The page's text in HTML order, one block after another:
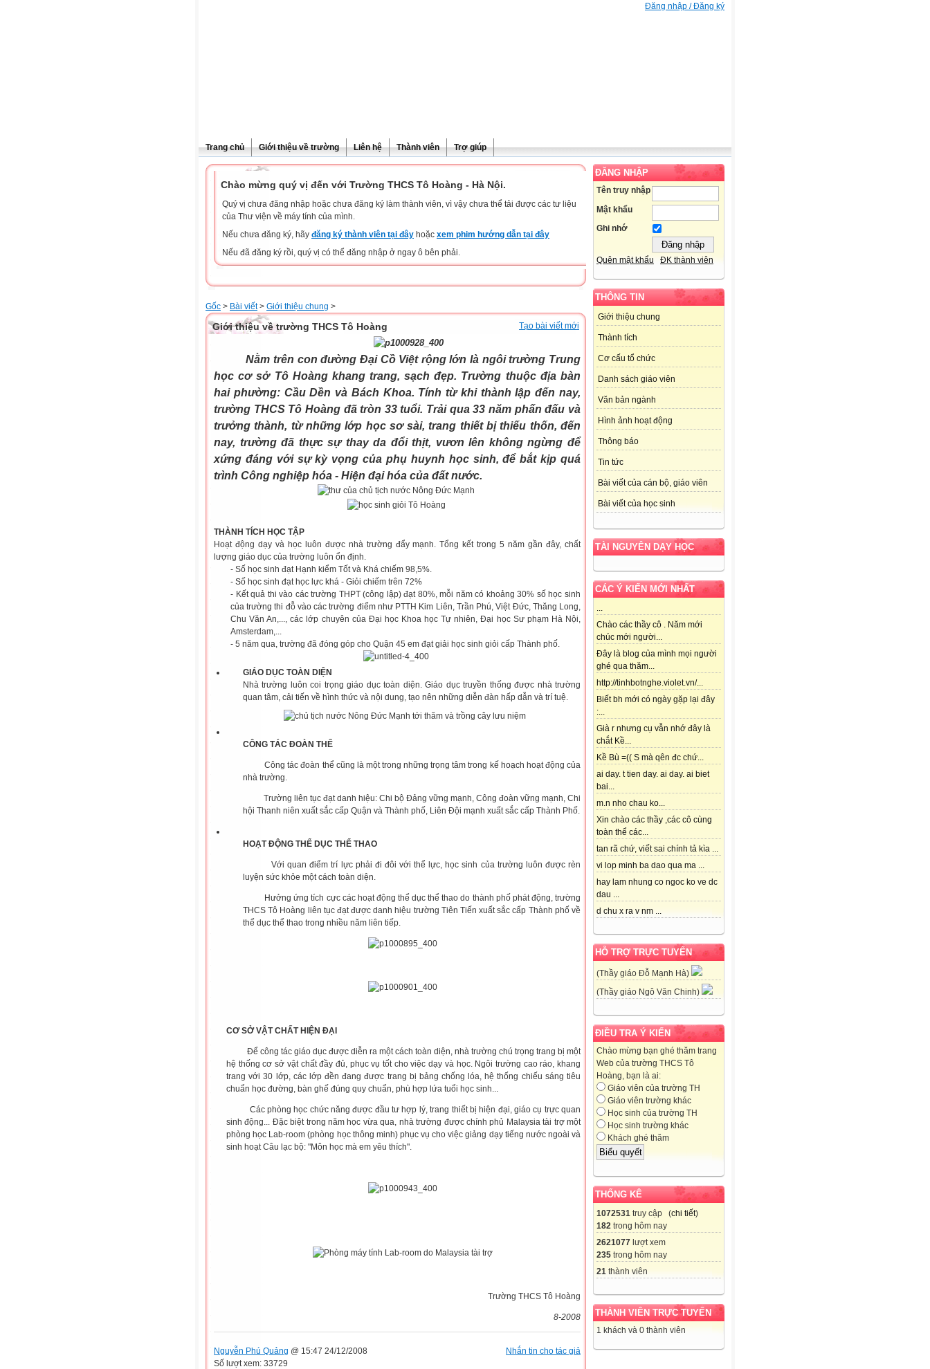
Đăng nhập / Đăng ký
Trang chủ Giới thiệu về trường Liên hệ Thành viên Trợ giúp
ĐĂNG NHẬP
Tên truy nhập
Mật khẩu
Ghi nhớ
Quên mật khẩu ĐK thành viên
THÔNG TIN
Giới thiệu chung
Thành tích
Cơ cấu tổ chức
Danh sách giáo viên
Văn bản ngành
Hình ảnh hoạt động
Thông báo
Tin tức
Bài viết của cán bộ, giáo viên
Bài viết của học sinh
TÀI NGUYÊN DẠY HỌC
CÁC Ý KIẾN MỚI NHẤT
...
Chào các thầy cô . Năm mới
chúc mới người...
Đây là blog của mình mọi người
ghé qua thăm...
http://tinhbotnghe.violet.vn/...
Biết bh mới có ngày gặp lại đây
:...
Già r nhưng cụ vẫn nhớ đây là
chắt Kề...
Kề Bù =(( S mà qên đc chứ...
ai day. t tien day. ai day. ai biet
bai...
m.n nho chau ko...
Xin chào các thầy ,các cô cùng
toàn thể các...
tan rã chứ, viết sai chính tả kìa ...
vi lop minh ba dao qua ma ...
hay lam nhung co ngoc ko ve dc
dau ...
d chu x ra v nm ...
HỖ TRỢ TRỰC TUYẾN
(Thầy giáo Đỗ Mạnh Hà)
(Thầy giáo Ngô Văn Chinh)
ĐIỀU TRA Ý KIẾN
Chào mừng bạn ghé thăm trang
Web của trường THCS Tô
Hoàng, bạn là ai:
Giáo viên của trường TH
Giáo viên trường khác
Học sinh của trường TH
Học sinh trường khác
Khách ghé thăm
THỐNG KÊ
1072531 truy cập (chi tiết)
182 trong hôm nay
2621077 lượt xem
235 trong hôm nay
21 thành viên
THÀNH VIÊN TRỰC TUYẾN
1 khách và 0 thành viên
Chào mừng quý vị đến với Trường THCS Tô Hoàng - Hà Nội.
Quý vị chưa đăng nhập hoặc chưa đăng ký làm thành viên, vì vậy chưa thể tải được các tư liệu
của Thư viện về máy tính của mình.
Nếu chưa đăng ký, hãy đăng ký thành viên tại đây hoặc xem phim hướng dẫn tại đây
Nếu đã đăng ký rồi, quý vị có thể đăng nhập ở ngay ô bên phải.
Gốc > Bài viết> Giới thiệu chung >
Tạo bài viết mới
Giới thiệu về trường THCS Tô Hoàng
Nằm trên con đường Đại Cồ Việt rộng lớn là ngôi trường Trung
học cơ sở Tô Hoàng khang trang, sạch đẹp. Trường thuộc địa bàn
hai phường: Cầu Dền và Bách Khoa. Tính từ khi thành lập đến nay,
trường THCS Tô Hoàng đã tròn 33 tuổi. Trải qua 33 năm phấn đấu và
trưởng thành, từ những lớp học sơ sài, trang thiết bị thiếu thốn, đến
nay, trường đã thực sự thay da đổi thịt, vươn lên không ngừng để
xứng đáng với sự kỳ vọng của phụ huynh học sinh, để bắt kịp quá
trình Công nghiệp hóa - Hiện đại hóa của đất nước.
THÀNH TÍCH HỌC TẬP
Hoạt động dạy và học luôn được nhà trường đẩy mạnh. Tổng kết trong 5 năm gần đây, chất
lượng giáo dục của trường luôn ổn định.
- Số học sinh đạt Hạnh kiểm Tốt và Khá chiếm 98,5%.
- Số học sinh đạt học lực khá - Giỏi chiếm trên 72%
- Kết quả thi vào các trường THPT (công lập) đạt 80%, mỗi năm có khoảng 30% số học sinh
của trường thi đỗ vào các trường điểm như PTTH Kim Liên, Trần Phú, Việt Đức, Thăng Long,
Chu Văn An,..., các lớp chuyên của Đại học Khoa học Tự nhiên, Đại học Sư phạm Hà Nội,
Amsterdam,...
- 5 năm qua, trường đã đóng góp cho Quận 45 em đạt giải học sinh giỏi cấp Thành phố.
GIÁO DỤC TOÀN DIỆN
Nhà trường luôn coi trọng giáo dục toàn diện. Giáo dục truyền thống được nhà trường
quan tâm, cải tiến về hình thức và nội dung, tạo nên những diễn đàn hấp dẫn và trí tuệ.
CÔNG TÁC ĐOÀN THỂ
Công tác đoàn thể cũng là một trong những trọng tâm trong kế hoạch hoạt động của
nhà trường.
Trường liên tục đạt danh hiệu: Chi bộ Đảng vững mạnh, Công đoàn vững mạnh, Chi
hội Thanh niên xuất sắc cấp Quận và Thành phố, Liên Đội mạnh xuất sắc cấp Thành Phố.
HOẠT ĐỘNG THỂ DỤC THỂ THAO
Với quan điểm trí lực phải đi đôi với thể lực, học sinh của trường luôn được rèn
luyện sức khỏe một cách toàn diện.
Hưởng ứng tích cực các hoạt động thể dục thể thao do thành phố phát động, trường
THCS Tô Hoàng liên tục đạt được danh hiệu trường Tiên Tiến xuất sắc cấp Thành phố về
thể dục thể thao trong nhiều năm liên tiếp.
CƠ SỞ VẬT CHẤT HIỆN ĐẠI
Để công tác giáo dục được diễn ra một cách toàn diện, nhà trường chú trọng trang bị một
hệ thống cơ sở vật chất đầy đủ, phục vụ tốt cho việc dạy và học. Ngôi trường cao ráo, khang
trang với 30 lớp, các lớp đền đang được trang bị bảng chống lóa, hệ thống chiếu sáng tiêu
chuẩn học đường, bàn ghế đúng quy chuẩn, phù hợp lứa tuổi học sinh...
Các phòng học chức năng được đầu tư hợp lý, trang thiết bị hiện đại, giáo cụ trực quan
sinh động... Đặc biệt trong năm học vừa qua, nhà trường được chính phủ Malaysia tài trợ một
phòng học Lab-room (phòng học thông minh) phục vụ cho việc giảng dạy tiếng nước ngoài và
sinh hoạt Câu lạc bộ: "Môn học mà em yêu thích".
Trường THCS Tô Hoàng
8-2008
Nhắn tin cho tác giả
Nguyễn Phú Quảng @ 15:47 24/12/2008
Số lượt xem: 33729